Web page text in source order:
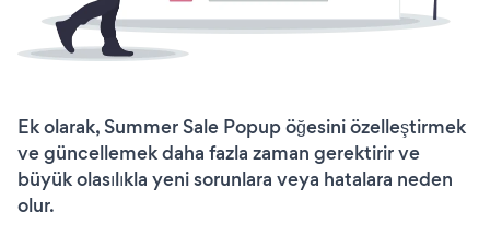
Ek olarak, Summer Sale Popup öğesini özelleştirmek
ve güncellemek daha fazla zaman gerektirir ve
büyük olasılıkla yeni sorunlara veya hatalara neden
olur.